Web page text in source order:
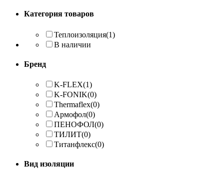
Категория товаров
Теплоизоляция(1)
В наличии
Бренд
K-FLEX(1)
K-FONIK(0)
Thermaflex(0)
Армофол(0)
ПЕНОФОЛ(0)
ТИЛИТ(0)
Титанфлекс(0)
Вид изоляции